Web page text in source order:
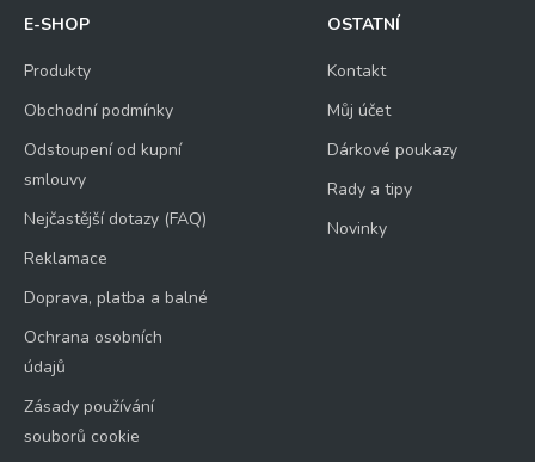
E-SHOP
Produkty
Obchodní podmínky
Odstoupení od kupní
smlouvy
Nejčastější dotazy (FAQ)
Reklamace
Doprava, platba a balné
Ochrana osobních
údajů
Zásady používání
souborů cookie
OSTATNÍ
Kontakt
Můj účet
Dárkové poukazy
Rady a tipy
Novinky